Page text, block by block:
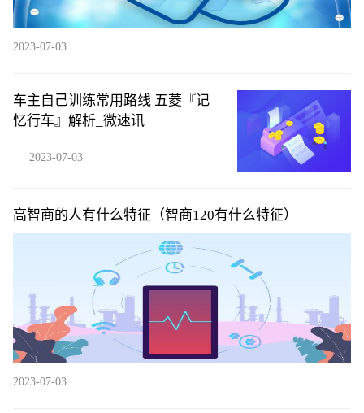
2023-07-03
车主自己训练常用路线 五菱『记
忆行车』解析_微速讯
2023-07-03
高智商的人有什么特征（智商120有什么特征）
2023-07-03